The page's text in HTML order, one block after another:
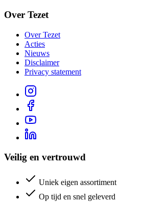
Over Tezet
Over Tezet
Acties
Nieuws
Disclaimer
Privacy statement
Veilig en vertrouwd
Uniek eigen assortiment
Op tijd en snel geleverd